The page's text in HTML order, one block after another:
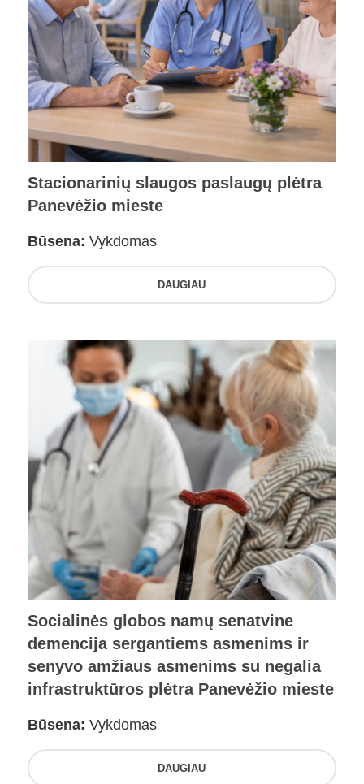
Stacionarinių slaugos paslaugų plėtra
Panevėžio mieste
Būsena: Vykdomas
DAUGIAU
Socialinės globos namų senatvine
demencija sergantiems asmenims ir
senyvo amžiaus asmenims su negalia
infrastruktūros plėtra Panevėžio mieste
Būsena: Vykdomas
DAUGIAU